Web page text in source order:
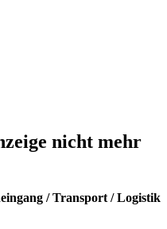
nicht mehr
/ Transport / Logistik